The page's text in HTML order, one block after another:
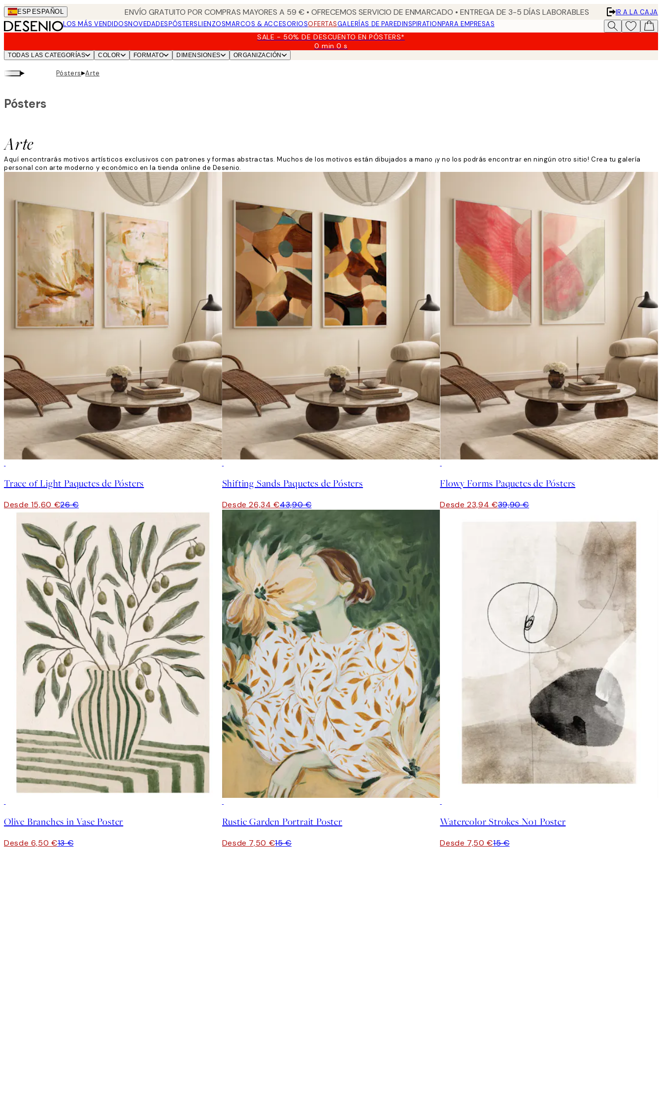
Skip
to
main
ESP ESPAÑOL ENVÍO GRATUITO POR COMPRAS MAYORES A 59 € • OFRECEMOS SERVICIO DE ENMARCADO • ENTREGA DE 3-5 DÍAS LABORABLES
IR A LA CAJA
LOS MÁS VENDIDOSNOVEDADESPÓSTERSLIENZOSMARCOS & ACCESORIOSOFERTASGALERÍAS DE PAREDINSPIRATIONPARA EMPRESAS
SALE - 50% DE DESCUENTO EN PÓSTERS*
0 min0 s
Válido
TODAS LAS CATEGORÍAS COLOR FORMATO DIMENSIONES ORGANIZACIÓN
▸ Pósters▸Arte
Arte
Pósters
Aquí encontrarás motivos artísticos exclusivos con patrones y formas abstractas. Muchos de los motivos están dibujados a mano ¡y no los podrás encontrar en ningún otro sitio! Crea tu galería
personal con arte moderno y económico en la tienda online de Desenio.
Trace of Light Paquetes de Pósters
Desde 15,60 €26 €
Shifting Sands Paquetes de Pósters
Desde 26,34 €43,90 €
Flowy Forms Paquetes de Pósters
Desde 23,94 €39,90 €
Olive Branches in Vase Poster
Desde 6,50 €13 €
Rustic Garden Portrait Poster
Desde 7,50 €15 €
Watercolor Strokes No1 Poster
Desde 7,50 €15 €